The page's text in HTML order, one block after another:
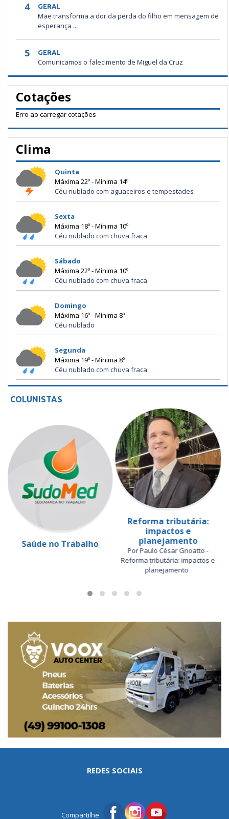
4 GERAL
Mãe transforma a dor da perda do filho em mensagem de
esperança ...
5 GERAL
Comunicamos o falecimento de Miguel da Cruz
Cotações
Erro ao carregar cotações
Clima
Quinta
Máxima 22º - Mínima 14º
Céu nublado com aguaceiros e tempestades
Sexta
Máxima 18º - Mínima 10º
Céu nublado com chuva fraca
Sábado
Máxima 22º - Mínima 10º
Céu nublado com chuva fraca
Domingo
Máxima 16º - Mínima 8º
Céu nublado
Segunda
Máxima 19º - Mínima 8º
Céu nublado com chuva fraca
COLUNISTAS
Saúde no Trabalho
Reforma tributária:
impactos e
planejamento
Por Paulo César Gnoatto -
Reforma tributária: impactos e
planejamento
REDES SOCIAIS
Compartilhe